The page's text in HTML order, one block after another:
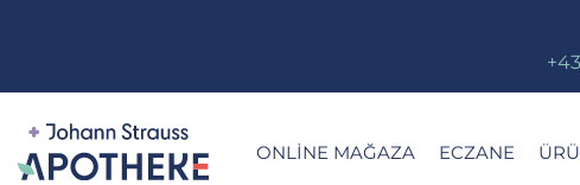
+43
ONLINE MAĞAZA ECZANE